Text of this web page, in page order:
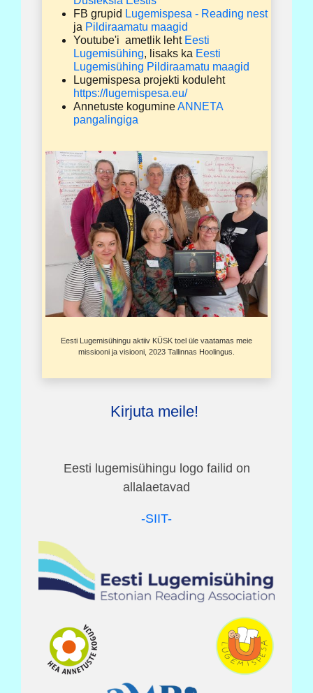
FB grupid Lugemispesa - Reading nest
ja Pildiraamatu maagid
Youtube'i ametlik leht Eesti
Lugemisühing, lisaks ka Eesti
Lugemisühing Pildiraamatu maagid
Lugemispesa projekti koduleht
https://lugemispesa.eu/
Annetuste kogumineANNETA
pangalingiga
Eesti Lugemisühingu aktiiv KÜSK toel üle vaatamas meie
missiooni ja visiooni, 2023 Tallinnas Hoolingus.
Kirjuta meile!
Eesti lugemisühingu logo failid on
allalaetavad
-SIIT-